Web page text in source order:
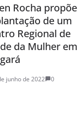
Rocha propõe
de um
Regional de
da Mulher em
junho de 2022 0